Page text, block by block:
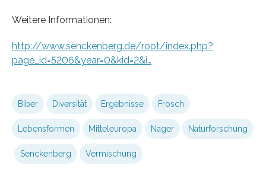
Weitere Informationen:
http://www.senckenberg.de/root/index.php?
page_id=5206&year=0&kid=2&i…
Biber Diversität Ergebnisse Frosch
Lebensformen Mitteleuropa Nager Naturforschung
Senckenberg Vermischung